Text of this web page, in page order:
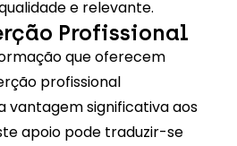
e relevante.
Profissional
que oferecem
profissional
vantagem significativa aos
apoio pode traduzir-se